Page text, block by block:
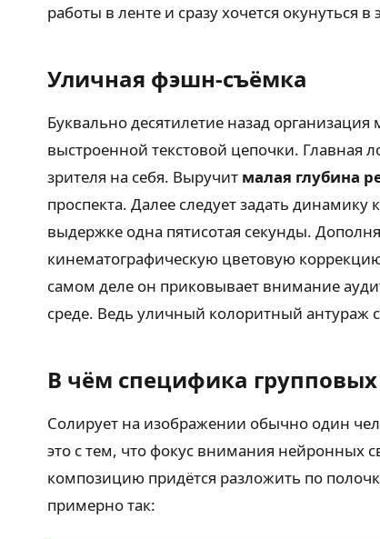
работы в ленте и сразу хочется окунуться
Уличная фэшн-съёмка
Буквально десятилетие назад
выстроенной текстовой цепочки. Главная
зрителя на себя. Выручит малая глубина
проспекта. Далее следует задать
выдержке одна пятисотая секунды.
кинематографическую цветовую
самом деле он приковывает внимание
среде. Ведь уличный колоритный антураж
В чём специфика групповых
Солирует на изображении обычно один
это с тем, что фокус внимания нейронных
композицию придётся разложить по
примерно так: